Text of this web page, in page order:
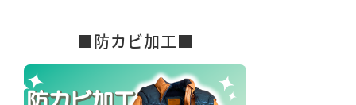
■防カビ加工■